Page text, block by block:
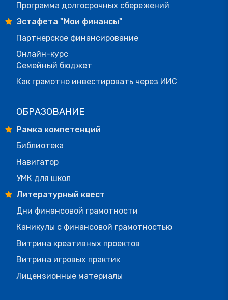
Программа долгосрочных сбережений
Эстафета "Мои финансы"
Партнерское финансирование
Онлайн-курс
Семейный бюджет
Как грамотно инвестировать через ИИС
ОБРАЗОВАНИЕ
Рамка компетенций
Библиотека
Навигатор
УМК для школ
Литературный квест
Дни финансовой грамотности
Каникулы с финансовой грамотностью
Витрина креативных проектов
Витрина игровых практик
Лицензионные материалы